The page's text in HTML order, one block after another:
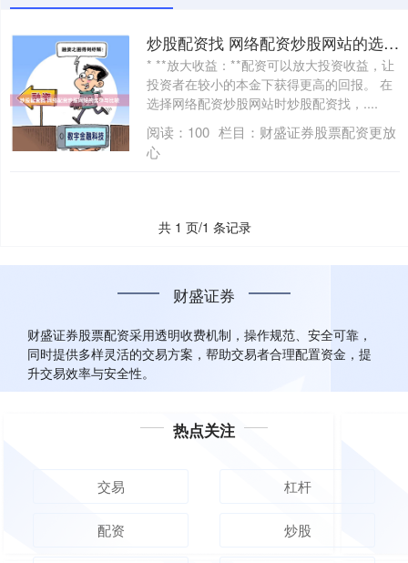
炒股配资找 网络配资炒股网站的选择与比较
* **放大收益：**配资可以放大投资收益，让
投资者在较小的本金下获得更高的回报。 在
选择网络配资炒股网站时炒股配资找，....
阅读： 100 栏目： 财盛证券股票配资更放
心
共 1 页/1 条记录
财盛证券
财盛证券股票配资采用透明收费机制，操作规范、安全可靠，
同时提供多样灵活的交易方案，帮助交易者合理配置资金，提
升交易效率与安全性。
热点关注
交易 杠杆
配资 炒股